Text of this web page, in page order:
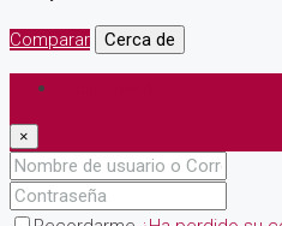
Comparar Cerca de
×